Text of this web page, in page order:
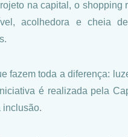
na capital, o shopping
acolhedora e cheia
fazem toda a diferença:
é realizada pela
inclusão.